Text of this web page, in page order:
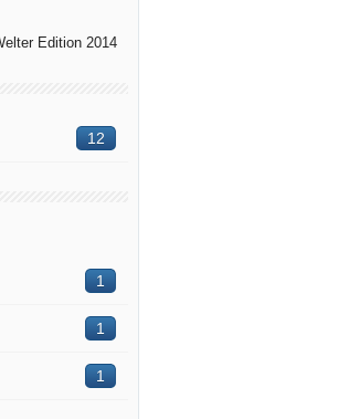
Edition 2014
12
1
1
1